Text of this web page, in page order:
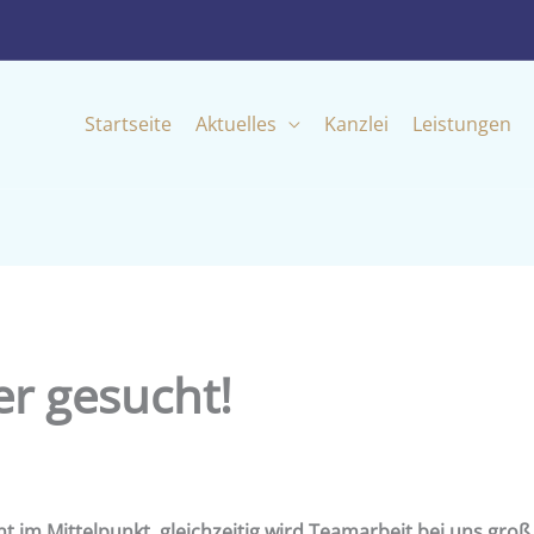
Startseite Aktuelles Kanzlei Leistungen
gesucht!